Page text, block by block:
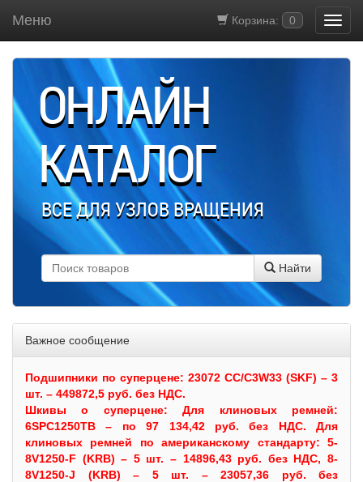
Корзина: 0
Меню
ОНЛАЙН
КАТАЛОГ
ВСЕ ДЛЯ УЗЛОВ ВРАЩЕНИЯ
Найти
Важное сообщение
Подшипники по суперцене: 23072 CC/C3W33 (SKF) – 3
шт. – 449872,5 руб. без НДС.
Шкивыо суперцене:Для клиновых ремней:
6SPC1250TB – по 97 134,42 руб. без НДС. Для
клиновых ремней по американскому стандарту: 5-
8V1250-F (KRB) – 5 шт. – 14896,43 руб. без НДС, 8-
8V1250-J (KRB) – 5 шт. – 23057,36 руб. без